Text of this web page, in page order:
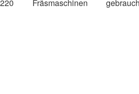
Fräsmaschinen